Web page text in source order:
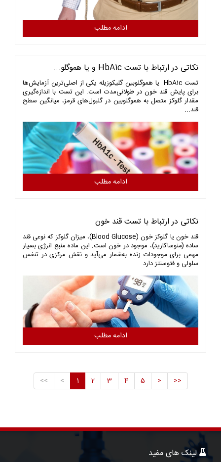
ادامه مطلب
نکاتی در ارتباط با تست HbA1c و یا هموگلو...
تست HbA1c یا هموگلوبین گلیکوزیله یکی از اصلی‌ترین آزمایش‌ها
برای پایش قند خون در طولانی‌مدت است. این تست با اندازه‌گیری
مقدار گلوکز متصل به هموگلوبین در گلبول‌های قرمز، میانگین سطح
قند...
ادامه مطلب
نکاتی در ارتباط با تست قند خون
قند خون یا گلوکز خون (Blood Glucose)، میزان گلوکز که نوعی قند
ساده (منوساکارید)، موجود در خون است. این ماده منبع انرژی بسیار
مهمی برای موجودات زنده به‌شمار می‌آید و نقش مرکزی در تنفس
سلولی و فتوسنتز دارد
ادامه مطلب
<< < 1 2 3 4 5 > >>
لینک های مفید